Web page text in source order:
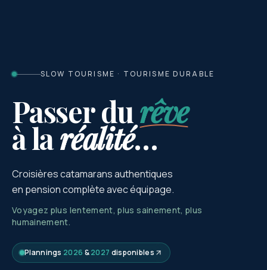
SLOW TOURISME · TOURISME DURABLE
Passer durêve
à laréalité…
Croisières catamarans authentiques
en pension complète avec équipage.
Voyagez plus lentement, plus sainement, plus
humainement.
Plannings 2026 &2027 disponibles